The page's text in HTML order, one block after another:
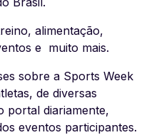
alimentação,
e muito mais.
sobre a Sports Week
de diversas
portal diariamente,
eventos participantes.